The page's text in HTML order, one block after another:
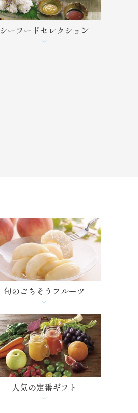
シーフードセレクション
旬のごちそう フルーツ
人気の定番ギフト